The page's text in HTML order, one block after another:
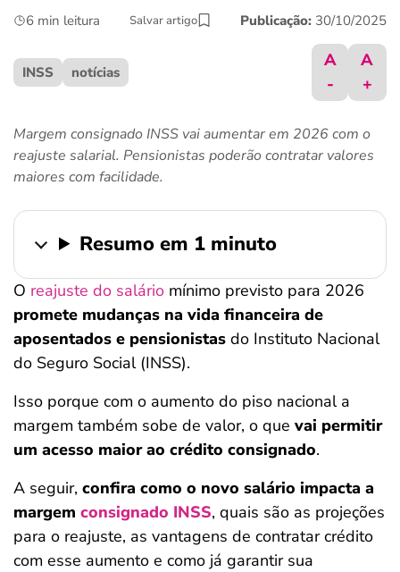
6 min leitura Salvar artigo Publicação: 30/10/2025
INSS notícias
A
-
A
+
Margem consignado INSS vai aumentar em 2026 com o
reajuste salarial. Pensionistas poderão contratar valores
maiores com facilidade.
Resumo em 1 minuto
O reajuste do salário mínimo previsto para 2026
promete mudanças na vida financeira de
aposentados e pensionistas do Instituto Nacional
do Seguro Social (INSS).
Isso porque com o aumento do piso nacional a
margem também sobe de valor, o que vai permitir
um acesso maior ao crédito consignado.
A seguir, confira como o novo salário impacta a
margem consignado INSS, quais são as projeções
para o reajuste, as vantagens de contratar crédito
com esse aumento e como já garantir sua